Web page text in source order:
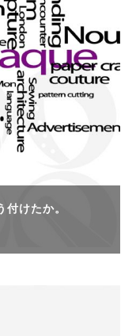
けたか。